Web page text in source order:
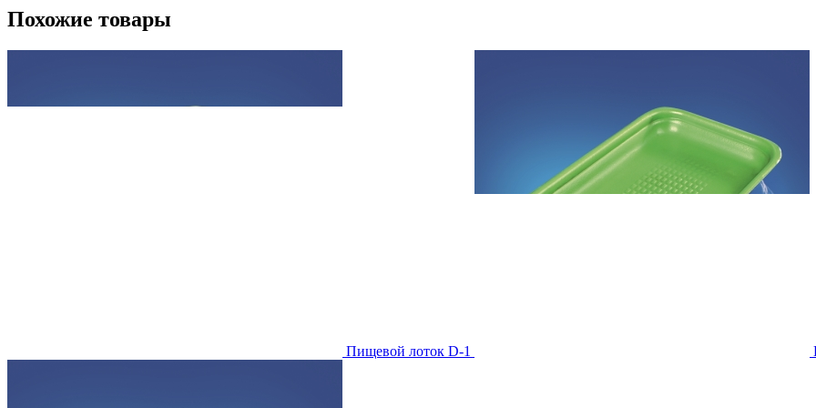
Похожие товары
Пищевой лоток D-1